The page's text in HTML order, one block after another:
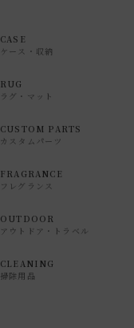
CASE
ケース・収納
RUG
ラグ・マット
CUSTOM PARTS
カスタムパーツ
FRAGRANCE
フレグランス
OUTDOOR
アウトドア・トラベル
CLEANING
掃除用品